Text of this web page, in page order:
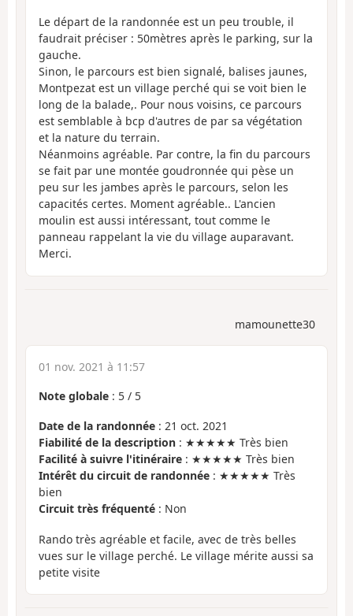
Le départ de la randonnée est un peu trouble, il
faudrait préciser : 50mètres après le parking, sur la
gauche.
Sinon, le parcours est bien signalé, balises jaunes,
Montpezat est un village perché qui se voit bien le
long de la balade,. Pour nous voisins, ce parcours
est semblable à bcp d'autres de par sa végétation
et la nature du terrain.
Néanmoins agréable. Par contre, la fin du parcours
se fait par une montée goudronnée qui pèse un
peu sur les jambes après le parcours, selon les
capacités certes. Moment agréable.. L'ancien
moulin est aussi intéressant, tout comme le
panneau rappelant la vie du village auparavant.
Merci.
mamounette30
01 nov. 2021 à 11:57
Note globale : 5 / 5
Date de la randonnée : 21 oct. 2021
Fiabilité de la description : ★★★★★ Très bien
Facilité à suivre l'itinéraire : ★★★★★ Très bien
Intérêt du circuit de randonnée : ★★★★★ Très
bien
Circuit très fréquenté : Non
Rando très agréable et facile, avec de très belles
vues sur le village perché. Le village mérite aussi sa
petite visite